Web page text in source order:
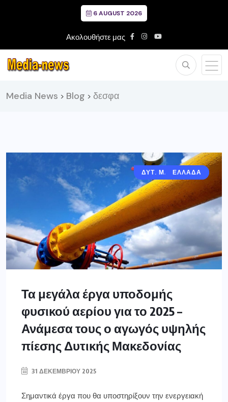
6 AUGUST 2026
Ακολουθήστε μας
Media News > Blog > δεσφα
ΔΥΤ. ΜΑΚΕΔΟΝΙΑ
ΕΛΛΑΔΑ
Τα μεγάλα έργα υποδομής
φυσικού αερίου για το 2025 –
Ανάμεσα τους ο αγωγός υψηλής
πίεσης Δυτικής Μακεδονίας
31 ΔΕΚΕΜΒΡΊΟΥ 2025
Σημαντικά έργα που θα υποστηρίξουν την ενεργειακή